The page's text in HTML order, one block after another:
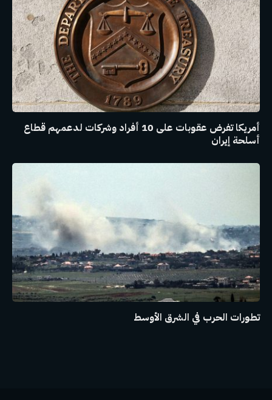
أمريكا تفرض عقوبات على 10 أفراد وشركات لدعمهم قطاع
أسلحة إيران
تطورات الحرب في الشرق الأوسط